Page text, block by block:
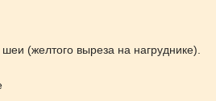
(желтого выреза на нагруднике).